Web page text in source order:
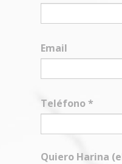
Email
Teléfono*
Quiero Harina